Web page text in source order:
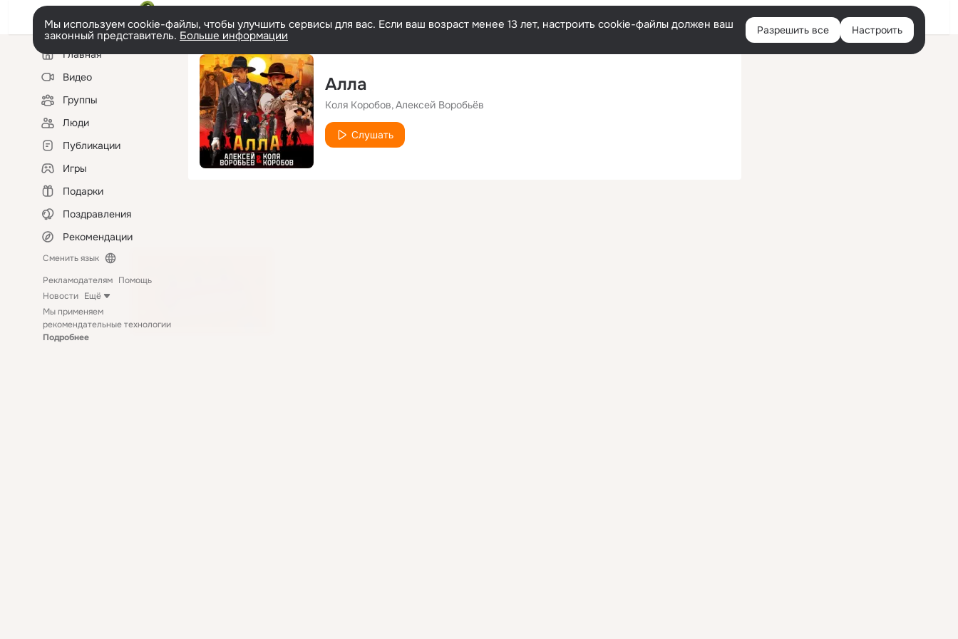
Войти
Мы используем cookie-файлы, чтобы улучшить сервисы для вас. Если ваш возраст менее 13 лет, настроить cookie-файлы должен ваш
законный представитель. Больше информации Разрешить все Настроить
Левая
колонкаГлавная
Видео
Группы
Люди
Публикации
Игры
Подарки
Поздравления
Рекомендации
Сменить язык
Рекламодателям Помощь
Новости Ещё
Мы применяем
рекомендательные технологии
Подробнее
Алла
Коля Коробов Алексей Воробьёв
Слушать